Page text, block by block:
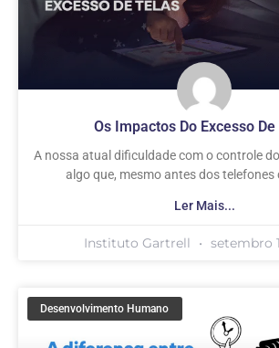
Os Impactos Do Excesso
A nossa atual dificuldade com o controle
algo que, mesmo antes dos telefones
Ler Mais...
Instituto Gartrell setembro
Desenvolvimento Humano